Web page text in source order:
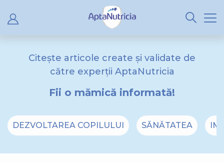
Citește articole create și validate de
către experții AptaNutricia
Fii o mămică informată!
DEZVOLTAREA COPILULUI SĂNĂTATEA